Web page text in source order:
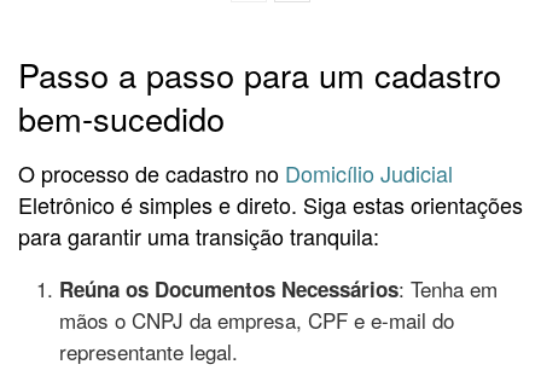
Passo a passo para um cadastro
bem-sucedido
O processo de cadastro no Domicílio Judicial
Eletrônico é simples e direto. Siga estas orientações
para garantir uma transição tranquila:
Reúna os Documentos Necessários: Tenha em
mãos o CNPJ da empresa, CPF e e-mail do
representante legal.